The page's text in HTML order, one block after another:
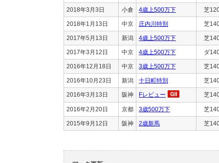
2018年3月3日 小倉 4歳上500万下 芝
2018年1月13日 中京 庄内川特別 芝
2017年5月13日 新潟 4歳上500万下 芝
2017年3月12日 中京 4歳上500万下 ダ
2016年12月18日 中京 3歳上500万下 芝
2016年10月23日 新潟 十日町特別 芝
2016年3月13日 阪神 Fレビュー 芝
2016年2月20日 京都 3歳500万下 芝
2015年9月12日 阪神 2歳新馬 芝